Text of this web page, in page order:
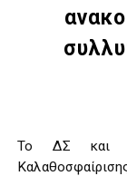
Το ΔΣ και